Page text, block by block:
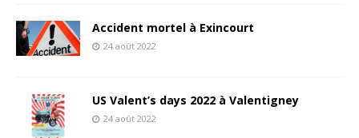
Accident mortel à Exincourt
24 août 2022
US Valent’s days 2022 à Valentigney
24 août 2022